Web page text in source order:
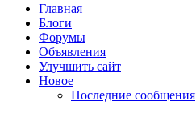
Главная
Блоги
Форумы
Объявления
Улучшить сайт
Новое
Последние сообщения